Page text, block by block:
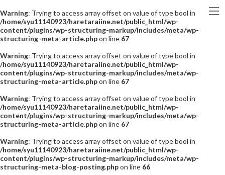
Warning: Trying to access array offset on value of type bool in
/home/syu11140923/haretaraiine.net/public_html/wp-
content/plugins/wp-structuring-markup/includes/meta/wp-
structuring-meta-article.phpon line 67
Warning: Trying to access array offset on value of type bool in
/home/syu11140923/haretaraiine.net/public_html/wp-
content/plugins/wp-structuring-markup/includes/meta/wp-
structuring-meta-article.phpon line 67
Warning: Trying to access array offset on value of type bool in
/home/syu11140923/haretaraiine.net/public_html/wp-
content/plugins/wp-structuring-markup/includes/meta/wp-
structuring-meta-article.phpon line 67
Warning: Trying to access array offset on value of type bool in
/home/syu11140923/haretaraiine.net/public_html/wp-
content/plugins/wp-structuring-markup/includes/meta/wp-
structuring-meta-blog-posting.phpon line 66